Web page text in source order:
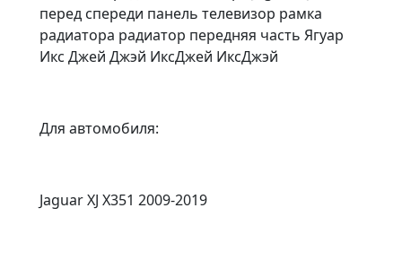
перед спереди панель телевизор рамка
радиатора радиатор передняя часть Ягуар
Икс Джей Джэй ИксДжей ИксДжэй
Для aвтoмобиля:
Jaguar XJ X351 2009-2019